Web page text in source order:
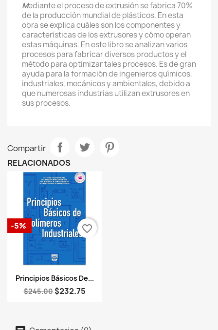
Mediante el proceso de extrusión se fabrica 70%
de la producción mundial de plásticos. En esta
obra se explica cuáles son los componentes y
características de los extrusores y cómo operan
estas máquinas. En este libro se analizan varios
procesos para fabricar diversos productos y el
método para optimizar tales procesos. Es de gran
ayuda para la formación de ingenieros químicos,
industriales, mecánicos y ambientales, debido a
que numerosas industrias utilizan extrusores en
sus procesos.
Compartir
RELACIONADOS
Vista rápida
Principios Básicos De...
$245.00 $232.75
-5% favorite_border